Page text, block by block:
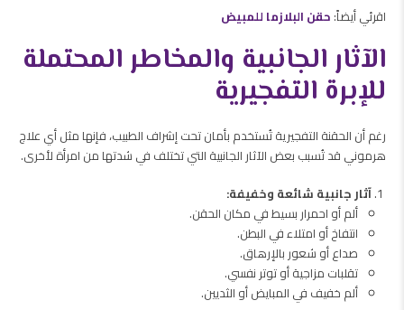
اقرئي أيضاً: حقن البلازما للمبيض
الآثار الجانبية والمخاطر المحتملة
للإبرة التفجيرية
رغم أن الحقنة التفجيرية تُستخدم بأمان تحت إشراف الطبيب، فإنها مثل أي علاج
هرموني قد تُسبب بعض الآثار الجانبية التي تختلف في شدتها من امرأة لأخرى.
آثار جانبية شائعة وخفيفة:
ألم أو احمرار بسيط في مكان الحقن.
انتفاخ أو امتلاء في البطن.
صداع أو شعور بالإرهاق.
تقلبات مزاجية أو توتر نفسي.
ألم خفيف في المبايض أو الثديين.